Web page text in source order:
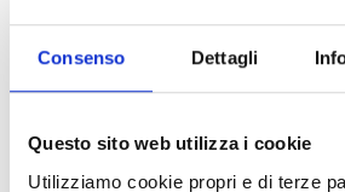
Consenso Dettagli
Questo sito web utilizza i cookie
Utilizziamo cookie propri e di terze